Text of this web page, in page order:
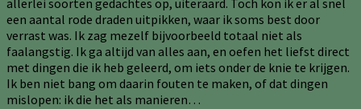
allerlei soorten gedachtes op, uiteraard. Toch kon ik er al snel
een aantal rode draden uitpikken, waar ik soms best door
verrast was. Ik zag mezelf bijvoorbeeld totaal niet als
faalangstig. Ik ga altijd van alles aan, en oefen het liefst direct
met dingen die ik heb geleerd, om iets onder de knie te krijgen.
Ik ben niet bang om daarin fouten te maken, of dat dingen
mislopen: ik die het als manieren…